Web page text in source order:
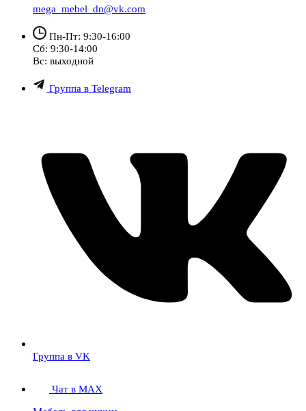
mega_mebel_dn@vk.com
Пн-Пт: 9:30-16:00
Сб: 9:30-14:00
Вс: выходной
Группа в Telegram
Группа в VK
Чат в MAX